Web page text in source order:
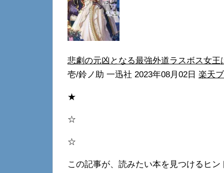
悲劇の元凶となる最強外道ラスボス女
壱/鈴ノ助 一迅社 2023年08月02日 楽天
★
☆
☆
この記事が、読みたい本を見つけるヒ